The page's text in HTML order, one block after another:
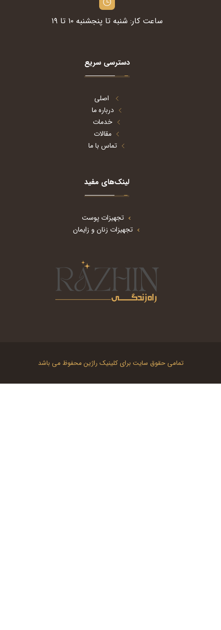
ساعت کار: شنبه تا پنجشنبه ۱۰ تا ۱۹
دسترسی سریع
اصلی
درباره ما
خدمات
مقالات
تماس با ما
لینک‌های مفید
تجهیزات پوست
تجهیزات زنان و زایمان
تمامی حقوق سایت برای کلینیک راژین محفوظ می باشد